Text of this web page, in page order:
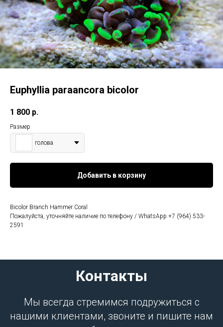
Euphyllia paraancora bicolor
1 800 р.
Размер
голова
Добавить в корзину
Bicolor Branch Hammer Coral
Пожалуйста, уточняйте наличие по телефону / WhatsApp +7 (964) 533-
2591
Контакты
Мы всегда стремимся подружиться с
нашими клиентами, звоните и пишите нам